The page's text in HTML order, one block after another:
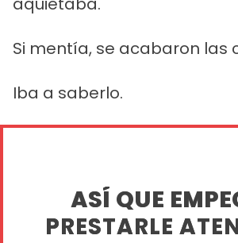
Si mentía, se acabaron las
Iba a saberlo.
ASÍ QUE
PRESTARLE